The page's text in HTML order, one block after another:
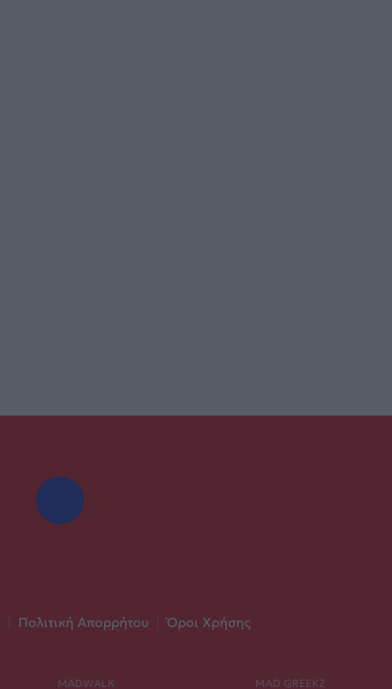
Πολιτική Απορρήτου Όροι Χρήσης
MADWALK MAD GREEKZ